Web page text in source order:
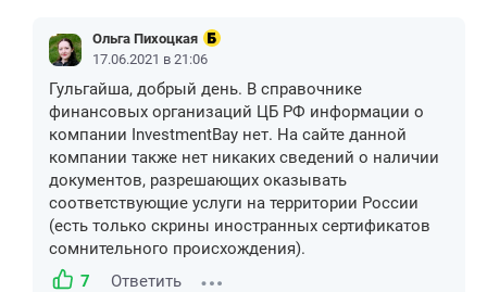
Ольга Пихоцкая
17.06.2021 в 21:06
Гульгайша, добрый день. В справочнике
финансовых организаций ЦБ РФ информации о
компании InvestmentBay нет. На сайте данной
компании также нет никаких сведений о наличии
документов, разрешающих оказывать
соответствующие услуги на территории России
(есть только скрины иностранных сертификатов
сомнительного происхождения).
7
Ответить